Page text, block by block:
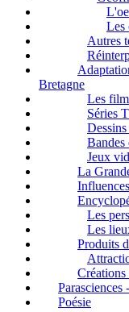
Les
Autres
Bretagne
Les
Séries
Bandes
Jeux
La
Les
Les
Produits
Créations
Poésie